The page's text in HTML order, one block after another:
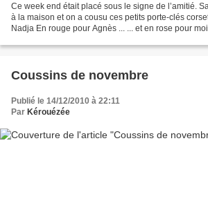
Ce week end était placé sous le signe de l’amitié.
à la maison et on a cousu ces petits porte-clés
Nadja En rouge pour Agnès ... ... et en rose pour
Coussins de novembre
Publié le 14/12/2010 à 22:11
Par Kérouézée